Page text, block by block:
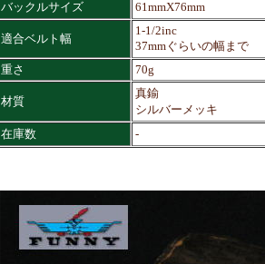
バックルサイズ 61mmX76mm
適合ベルト幅
1-1/2inc
37mmぐらいの幅まで
重さ
70g
材質
真鍮
シルバーメッキ
在庫数
-